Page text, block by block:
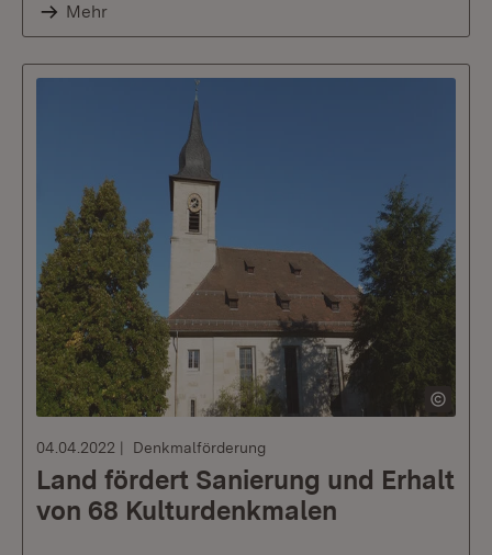
Mehr
04.04.2022 Denkmalförderung
Land fördert Sanierung und Erhalt
von 68 Kulturdenkmalen